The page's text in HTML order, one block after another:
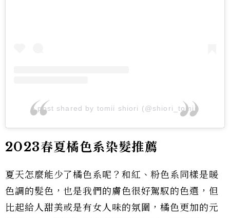
A post shared by tomii shiori (@shiori_tomii)
2023春夏橘色系染髮推薦
夏天怎麼能少了橘色系呢？和紅、粉色系同樣是暖
色調的髮色，也是我們的膚色很好駕馭的色選，但
比起給人甜美或是有女人味的氛圍，橘色更加的元